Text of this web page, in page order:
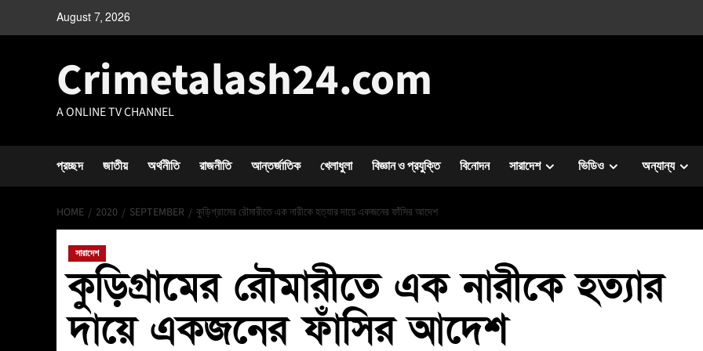
August 7, 2026
Crimetalash24.com
A ONLINE TV CHANNEL
প্রচ্ছদ জাতীয় অর্থনীতি রাজনীতি আন্তর্জাতিক খেলাধুলা বিজ্ঞান ও প্রযুক্তি বিনোদন সারাদেশ ভিডিও অন্যান্য
HOME 2020 SEPTEMBER কুড়িগ্রামের রৌমারীতে এক নারীকে হত্যার দায়ে একজনের ফাঁসির আদেশ
সারাদেশ
কুড়িগ্রামের রৌমারীতে এক নারীকে হত্যার
দায়ে একজনের ফাঁসির আদেশ